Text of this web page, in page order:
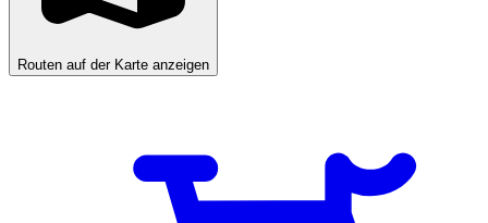
Routen auf der Karte anzeigen